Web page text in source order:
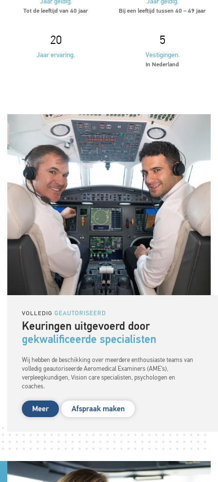
Tot de leeftijd van 40 jaar Bij een leeftijd tussen 40 – 49 jaar
Jaar ervaring.
20
Vestigingen.
In Nederland
5
VOLLEDIG GEAUTORISEERD
Keuringen uitgevoerd door
gekwalificeerde specialisten
Wij hebben de beschikking over meerdere enthousiaste teams van
volledig geautoriseerde Aeromedical Examiners (AME’s),
verpleegkundigen, Vision care specialisten, psychologen en
coaches.
Meer Afspraak maken